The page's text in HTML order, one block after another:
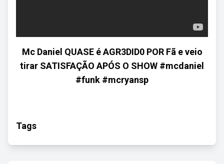
Mc Daniel QUASE é AGR3DID0 POR Fã e veio
tirar SATISFAÇÃO APÓS O SHOW #mcdaniel
#funk #mcryansp
Tags